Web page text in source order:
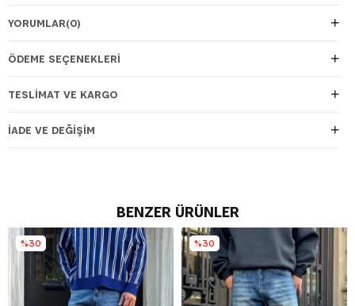
YORUMLAR(0)
ÖDEME SEÇENEKLERI
TESLIMAT VE KARGO
İADE VE DEĞIŞIM
BENZER ÜRÜNLER
%30 %30